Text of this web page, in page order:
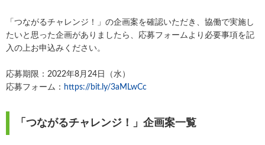
「つながるチャレンジ！」の企画案を確認いただき、協働で実施し
たいと思った企画がありましたら、応募フォームより必要事項を記
入の上お申込みください。
応募期限：2022年8月24日（水）
応募フォーム： https://bit.ly/3aMLwCc
「つながるチャレンジ！」企画案一覧